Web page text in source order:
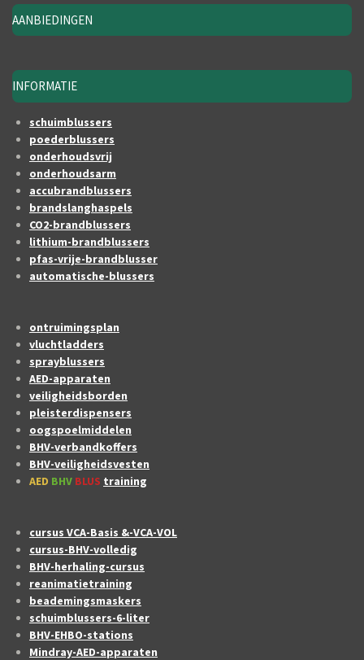
AANBIEDINGEN
INFORMATIE
schuimblussers
poederblussers
onderhoudsvrij
onderhoudsarm
accubrandblussers
brandslanghaspels
CO2-brandblussers
lithium-brandblussers
pfas-vrije-brandblusser
automatische-blussers
ontruimingsplan
vluchtladders
sprayblussers
AED-apparaten
veiligheidsborden
pleisterdispensers
oogspoelmiddelen
BHV-verbandkoffers
BHV-veiligheidsvesten
AED BHV BLUS training
cursus VCA-Basis &-VCA-VOL
cursus-BHV-volledig
BHV-herhaling-cursus
reanimatietraining
beademingsmaskers
schuimblussers-6-liter
BHV-EHBO-stations
Mindray-AED-apparaten